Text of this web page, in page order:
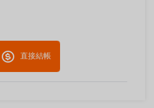
直接結帳